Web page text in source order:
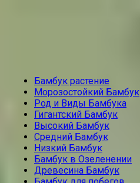
Бамбук растение
Морозостойкий Бамбук
Род и Виды Бамбука
Гигантский Бамбук
Высокий Бамбук
Средний Бамбук
Низкий Бамбук
Бамбук в Озеленении
Древесина Бамбук